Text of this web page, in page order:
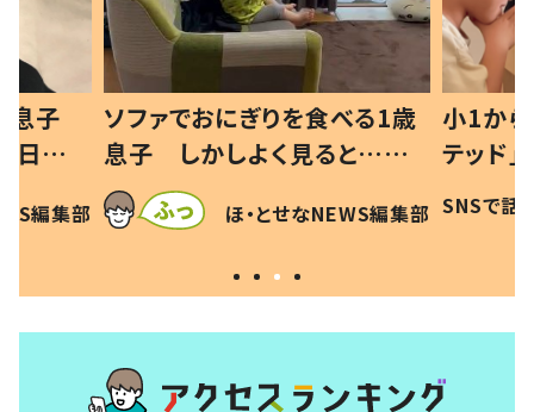
1歳
…母
現行
編集部
小1から不登校、息子は「ギフ
テッド」だった 父が“ウチ給
食”を作り続ける理由とは #令
和の親 #令和の子
SNSで話題 ほ・とせなNEWS編集部
ひ孫に
が、抱
に「涙
方ない」